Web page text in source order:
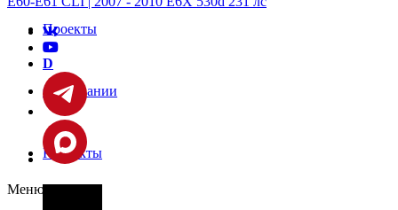
Проекты
О компании
Контакты
D
Меню